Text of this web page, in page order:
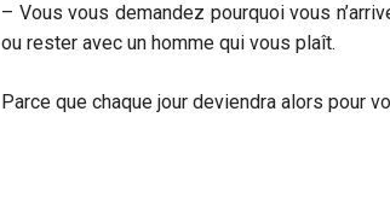
– Vous vous demandez pourquoi vous
ou rester avec un homme qui vous plaît.
Parce que chaque jour deviendra alors pour